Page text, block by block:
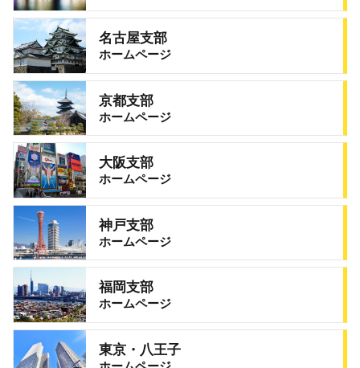
名古屋支部
ホームページ
京都支部
ホームページ
大阪支部
ホームページ
神戸支部
ホームページ
福岡支部
ホームページ
東京・八王子